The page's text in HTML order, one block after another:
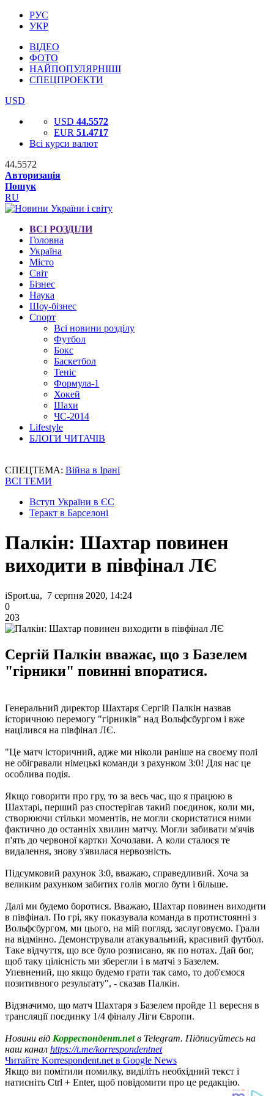
РУС
УКР
ВІДЕО
ФОТО
НАЙПОПУЛЯРНІШІ
СПЕЦПРОЕКТИ
USD
USD 44.5572
EUR 51.4717
Всі курси валют
44.5572
Авторизація
Пошук
RU
ВСІ РОЗДІЛИ
Головна
Україна
Місто
Світ
Бізнес
Наука
Шоу-бізнес
Спорт
Всі новини розділу
Футбол
Бокс
Баскетбол
Теніс
Формула-1
Хокей
Шахи
ЧС-2014
Lifestyle
БЛОГИ ЧИТАЧІВ
СПЕЦТЕМА: Війна в Ірані
ВСІ ТЕМИ
Вступ України в ЄС
Теракт в Барселоні
Палкін: Шахтар повинен
виходити в півфінал ЛЄ
iSport.ua, 7 серпня 2020, 14:24
0
203
Сергій Палкін вважає, що з Базелем
"гірники" повинні впоратися.
Генеральний директор Шахтаря Сергій Палкін назвав
історичною перемогу "гірників" над Вольфсбургом і вже
націлився на півфінал ЛЄ.
"Це матч історичний, адже ми ніколи раніше на своєму полі
не обігравали німецькі команди з рахунком 3:0! Для нас це
особлива подія.
Якщо говорити про гру, то за весь час, що я працюю в
Шахтарі, перший раз спостерігав такий поєдинок, коли ми,
створюючи стільки моментів, не могли скористатися ними
фактично до останніх хвилин матчу. Могли забивати м'ячів
п'ять до червоної картки Хочолави. А коли сталося те
видалення, знову з'явилася нервозність.
Підсумковий рахунок 3:0, вважаю, справедливий. Хоча за
великим рахунком забитих голів могло бути і більше.
Далі ми будемо боротися. Вважаю, Шахтар повинен виходити
в півфінал. По грі, яку показувала команда в протистоянні з
Вольфсбургом, ми цього, на мій погляд, заслуговуємо. Грали
на відмінно. Демонстрували атакувальний, красивий футбол.
Таке відчуття, що все було розписано, як по нотах. Дай бог,
щоб таку цілісність ми зберегли і в матчі з Базелем.
Упевнений, що якщо будемо грати так само, то доб'ємося
позитивного результату", - сказав Палкін.
Відзначимо, що матч Шахтаря з Базелем пройде 11 вересня в
трансляції поєдинку 1/4 фіналу Ліги Європи.
Новини від Корреспондент.netв Telegram. Підписуйтесь на
наш канал https://t.me/korrespondentnet
Читайте Korrespondent.net в Google News
Якщо ви помітили помилку, виділіть необхідний текст і
натисніть Ctrl + Enter, щоб повідомити про це редакцію.